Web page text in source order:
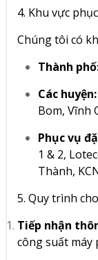
4. Khu vực
Chúng tôi có
Thành
Các huyện:
Bom, Vĩnh
Phục vụ
1 & 2,
Thành,
5. Quy trình
Tiếp nhận
công suất máy